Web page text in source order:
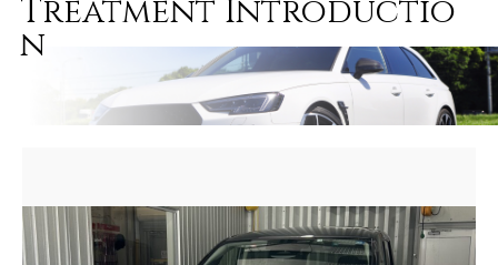
Treatment Introductio
n ABOUT US
MENU
CONTACT